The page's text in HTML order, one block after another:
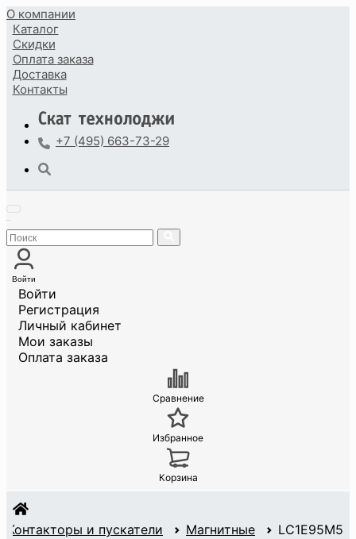
О компании
Каталог
Скидки
Оплата заказа
Доставка
Контакты
+7 (495) 663-73-29
Войти
Войти
Регистрация
Личный кабинет
Мои заказы
Оплата заказа
Сравнение
Избранное
Корзина
Контакторы и пускатели Магнитные LC1E95M5